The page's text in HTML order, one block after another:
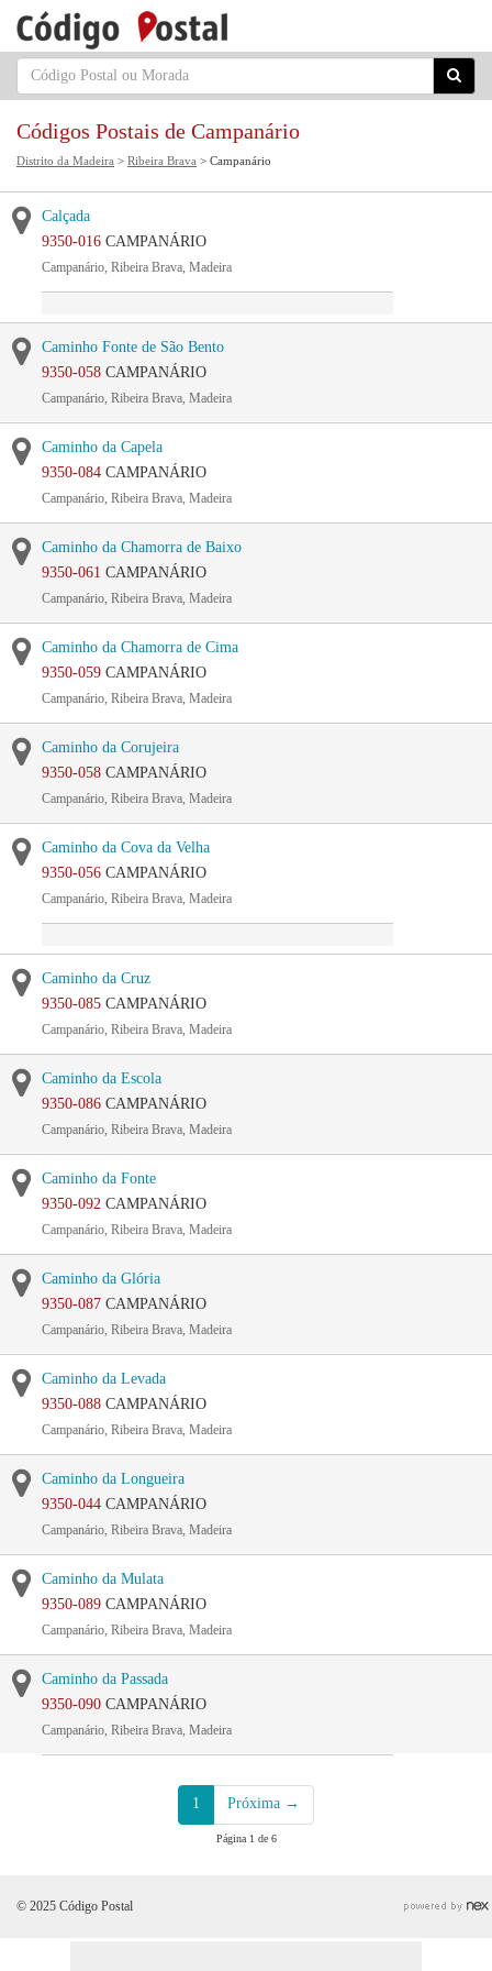
Códigos Postais de Campanário
Distrito da Madeira > Ribeira Brava > Campanário
Calçada
9350-016 CAMPANÁRIO
Campanário, Ribeira Brava, Madeira
Caminho Fonte de São Bento
9350-058 CAMPANÁRIO
Campanário, Ribeira Brava, Madeira
Caminho da Capela
9350-084 CAMPANÁRIO
Campanário, Ribeira Brava, Madeira
Caminho da Chamorra de Baixo
9350-061 CAMPANÁRIO
Campanário, Ribeira Brava, Madeira
Caminho da Chamorra de Cima
9350-059 CAMPANÁRIO
Campanário, Ribeira Brava, Madeira
Caminho da Corujeira
9350-058 CAMPANÁRIO
Campanário, Ribeira Brava, Madeira
Caminho da Cova da Velha
9350-056 CAMPANÁRIO
Campanário, Ribeira Brava, Madeira
Caminho da Cruz
9350-085 CAMPANÁRIO
Campanário, Ribeira Brava, Madeira
Caminho da Escola
9350-086 CAMPANÁRIO
Campanário, Ribeira Brava, Madeira
Caminho da Fonte
9350-092 CAMPANÁRIO
Campanário, Ribeira Brava, Madeira
Caminho da Glória
9350-087 CAMPANÁRIO
Campanário, Ribeira Brava, Madeira
Caminho da Levada
9350-088 CAMPANÁRIO
Campanário, Ribeira Brava, Madeira
Caminho da Longueira
9350-044 CAMPANÁRIO
Campanário, Ribeira Brava, Madeira
Caminho da Mulata
9350-089 CAMPANÁRIO
Campanário, Ribeira Brava, Madeira
Caminho da Passada
9350-090 CAMPANÁRIO
Campanário, Ribeira Brava, Madeira
1 Próxima →
Página 1 de 6
© 2025 Código Postal